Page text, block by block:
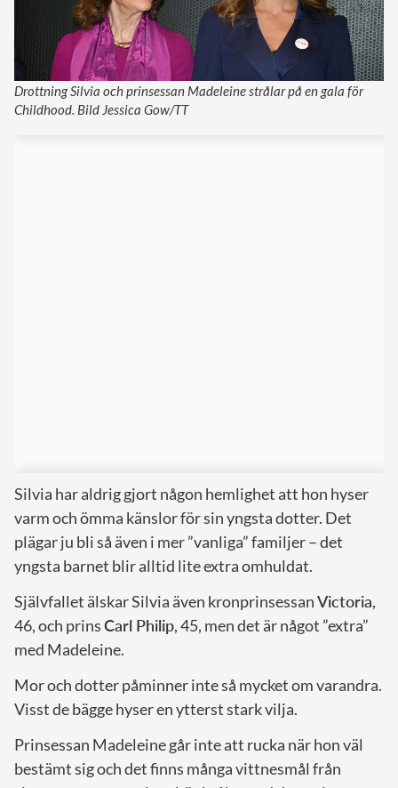
Drottning Silvia och prinsessan Madeleine strålar på en gala för
Childhood. Bild Jessica Gow/TT
Silvia har aldrig gjort någon hemlighet att hon hyser
varm och ömma känslor för sin yngsta dotter. Det
plägar ju bli så även i mer ”vanliga” familjer – det
yngsta barnet blir alltid lite extra omhuldat.
Självfallet älskar Silvia även kronprinsessanVictoria,
46, och prinsCarl Philip, 45, men det är något ”extra”
med Madeleine.
Mor och dotter påminner inte så mycket om varandra.
Visst de bägge hyser en ytterst stark vilja.
Prinsessan Madeleine går inte att rucka när hon väl
bestämt sig och det finns många vittnesmål från